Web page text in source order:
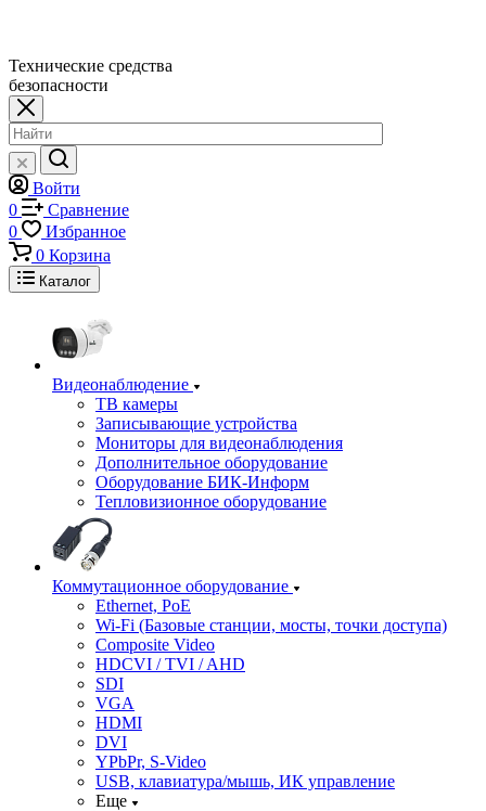
Технические средства
безопасности
Войти
0
Сравнение
0
Избранное
0 Корзина
Каталог
Видеонаблюдение
ТВ камеры
Записывающие устройства
Мониторы для видеонаблюдения
Дополнительное оборудование
Оборудование БИК-Информ
Тепловизионное оборудование
Коммутационное оборудование
Ethernet, PoE
Wi-Fi (Базовые станции, мосты, точки доступа)
Composite Video
HDCVI / TVI / AHD
SDI
VGA
HDMI
DVI
YPbPr, S-Video
USB, клавиатура/мышь, ИК управление
Еще